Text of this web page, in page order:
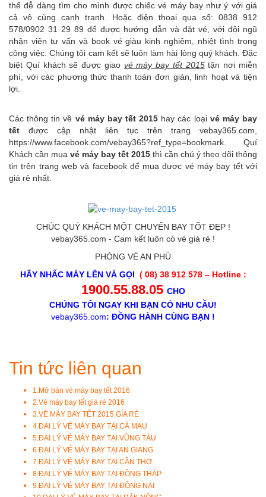
thể đễ dàng tìm cho mình được chiếc vé máy bay như ý với giá
cả vô cùng cạnh tranh. Hoặc điện thoại qua số: 0838 912
578/0902 31 29 89 để được hướng dẫn và đặt vé, với đội ngũ
nhân viên tư vấn và book vé giàu kinh nghiệm, nhiệt tình trong
công việc. Chúng tôi cam kết sẽ luôn làm hài lòng quý khách. Đặc
biệt Quí khách sẽ được giao vé máy bay tết 2015tận nơi miễn
phí, với các phương thức thanh toán đơn giản, linh hoạt và tiện
lợi.
Các thông tin về vé máy bay tết 2015 hay các loại vé máy bay
tết được cập nhật liên tục trên trang vebay365.com,
https://www.facebook.com/vebay365?ref_type=bookmark. Quí
Khách cần mua vé máy bay tết 2015 thì cần chú ý theo dõi thông
tin trên trang web và facebook để mua được vé máy bay tết với
giá rẻ nhất.
CHÚC QUÝ KHÁCH MỘT CHUYẾN BAY TỐT ĐẸP !
vebay365.com - Cam kết luôn có vé giá rẻ !
PHÒNG VÉ AN PHÚ
HÃY NHẤC MÁY LÊN VÀ GỌI ( 08) 38 912 578 – Hotline :
1900.55.88.05 CHO
CHÚNG TÔI NGAY KHI BẠN CÓ NHU CẦU!
vebay365.com: ĐỒNG HÀNH CÙNG BẠN !
Tin tức liên quan
1. Mở bán vé máy bay tết 2016
2. Vé máy bay tết giá rẻ 2016
3. VÉ MÁY BAY TẾT 2015 GÍA RẺ
4. ĐAI LÝ VÉ MÁY BAY TẠI CÀ MAU
5. ĐAI LÝ VÉ MÁY BAY TẠI VŨNG TÀU
6. ĐAI LÝ VÉ MÁY BAY TẠI AN GIANG
7. ĐẠI LÝ VÉ MÁY BAY TẠI CẦN THƠ
8. ĐẠI LÝ VÉ MÁY BAY TẠI ĐỒNG THÁP
9. ĐẠI LÝ VÉ MÁY BAY TẠI ĐỒNG NAI